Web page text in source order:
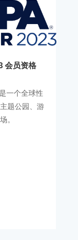
会员资格
一个全球性
题公园、游
。